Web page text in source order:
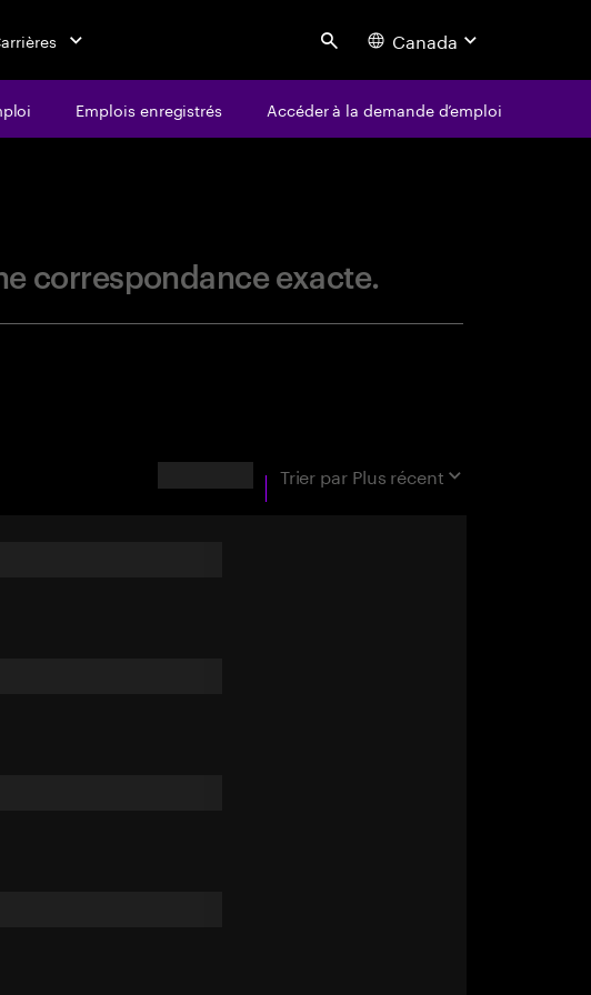
Search Canada
Emplois enregistrés Accéder à la demande d’emploi
correspondance exacte.
Trier par Plus récent